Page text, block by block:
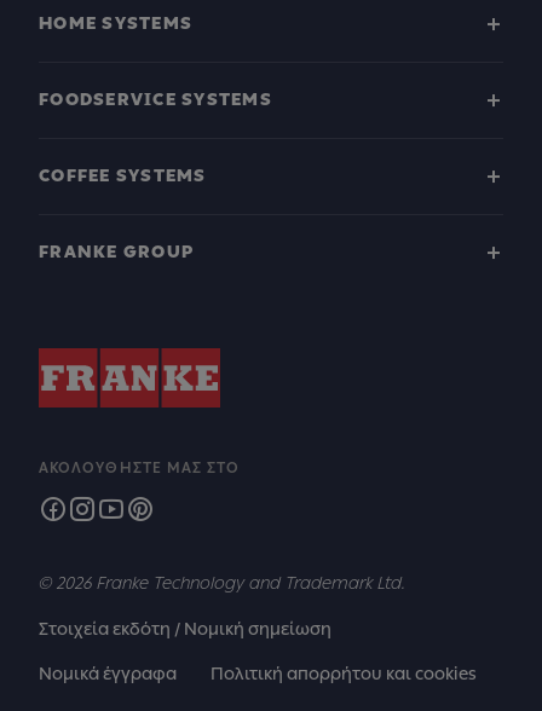
HOME SYSTEMS
FOODSERVICE SYSTEMS
COFFEE SYSTEMS
FRANKE GROUP
ΑΚΟΛΟΥΘΉΣΤΕ ΜΑΣ ΣΤΟ
© 2026 Franke Technology and Trademark Ltd.
Στοιχεία εκδότη / Νομική σημείωση
Νομικά έγγραφα Πολιτική απορρήτου και cookies